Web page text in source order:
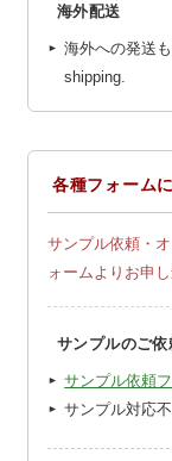
海外配送
海外への発送
shipping.
各種フォーム
サンプル依頼・
ォームよりお申
サンプルのご依
サンプル依頼
サンプル対応